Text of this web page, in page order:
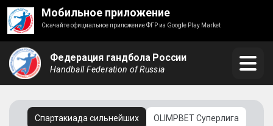
Мобильное приложение
Скачайте официальное приложение ФГР из Google Play Market
Федерация гандбола России
Handball Federation of Russia
Спартакиада сильнейших OLIMPBET Суперлига